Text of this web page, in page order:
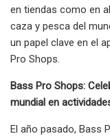
en tiendas como en
caza y pesca del
un papel clave en el
Pro Shops.
Bass Pro Shops:
mundial en
El año pasado, Bass